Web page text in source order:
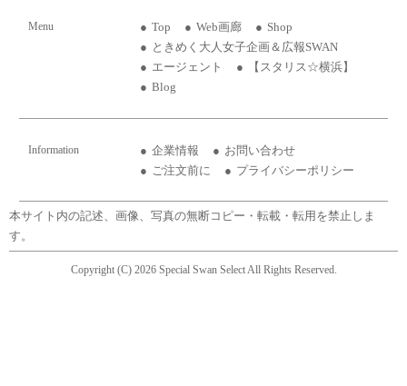
Menu Top Web画廊
Shop
ときめく大人女子企画＆広報SWAN
エージェント
【スタリス☆横浜】
Blog
Information 企業情報
お問い合わせ
ご注文前に
プライバシーポリシー
本サイト内の記述、画像、写真の無断コピー・転載・転用を禁止しま
す。
Copyright (C) 2026 Special Swan Select All Rights Reserved.